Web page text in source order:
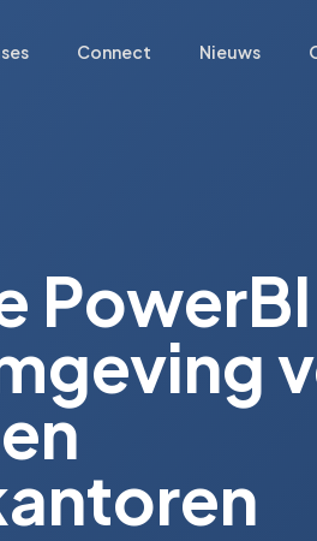
Connect Nieuws
PowerBI